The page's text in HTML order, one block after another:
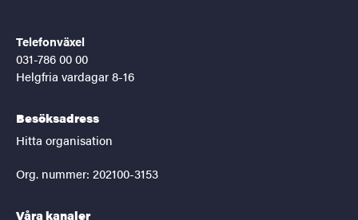
Telefonväxel
031-786 00 00
Helgfria vardagar 8-16
Besöksadress
Hitta organisation
Org. nummer: 202100-3153
Våra kanaler